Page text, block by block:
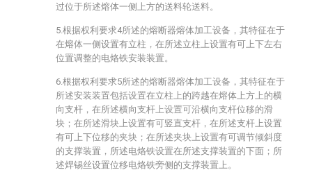
过位于所述熔体一侧上方的送料轮送料。
5.根据权利要求4所述的熔断器熔体加工设备，其特征在于
在熔体一侧设置有立柱，在所述立柱上设置有可上下左右
位置调整的电烙铁安装装置。
6.根据权利要求5所述的熔断器熔体加工设备，其特征在于
所述安装装置包括设置在立柱上的跨越在熔体上方上的横
向支杆，在所述横向支杆上设置可沿横向支杆位移的滑
块；在所述滑块上设置有可竖直支杆，在所述支杆上设置
有可上下位移的夹块；在所述夹块上设置有可调节倾斜度
的支撑装置，所述电烙铁设置在所述支撑装置的下面；所
述焊锡丝设置位移电烙铁旁侧的支撑装置上。